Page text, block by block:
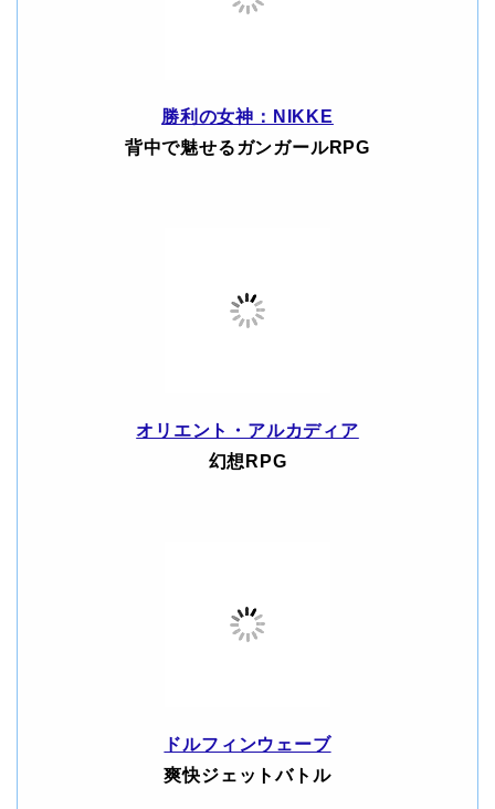
勝利の女神：NIKKE
背中で魅せるガンガールRPG
オリエント・アルカディア
幻想RPG
ドルフィンウェーブ
爽快ジェットバトル